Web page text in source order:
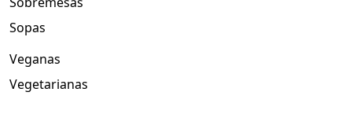
Sopas
Veganas
Vegetarianas